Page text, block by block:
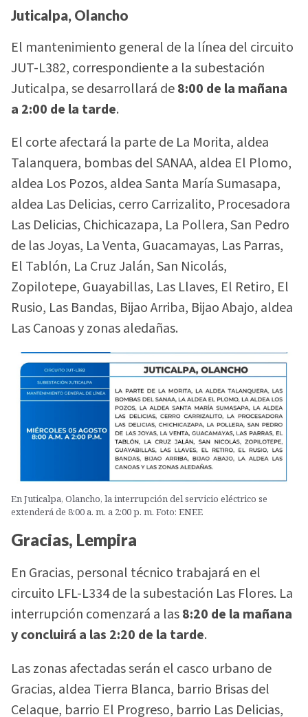
Juticalpa, Olancho
El mantenimiento general de la línea del circuito
JUT-L382, correspondiente a la subestación
Juticalpa, se desarrollará de8:00 de la mañana
a 2:00 de la tarde.
El corte afectará la parte de La Morita, aldea
Talanquera, bombas del SANAA, aldea El Plomo,
aldea Los Pozos, aldea Santa María Sumasapa,
aldea Las Delicias, cerro Carrizalito, Procesadora
Las Delicias, Chichicazapa, La Pollera, San Pedro
de las Joyas, La Venta, Guacamayas, Las Parras,
El Tablón, La Cruz Jalán, San Nicolás,
Zopilotepe, Guayabillas, Las Llaves, El Retiro, El
Rusio, Las Bandas, Bijao Arriba, Bijao Abajo, aldea
Las Canoas y zonas aledañas.
En Juticalpa, Olancho, la interrupción del servicio eléctrico se
extenderá de 8:00 a. m. a 2:00 p. m. Foto: ENEE
Gracias, Lempira
En Gracias, personal técnico trabajará en el
circuito LFL-L334 de la subestación Las Flores. La
interrupción comenzará a las8:20 de la mañana
y concluirá a las 2:20 de la tarde.
Las zonas afectadas serán el casco urbano de
Gracias, aldea Tierra Blanca, barrio Brisas del
Celaque, barrio El Progreso, barrio Las Delicias,